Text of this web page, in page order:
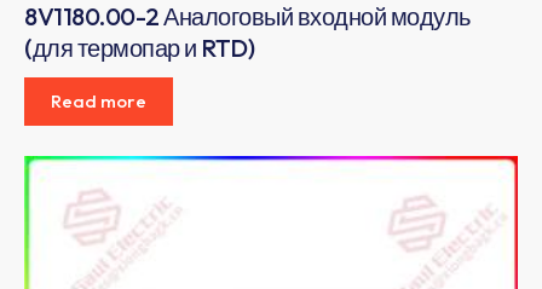
8V1180.00-2 Аналоговый входной модуль
(для термопар и RTD)
Read more